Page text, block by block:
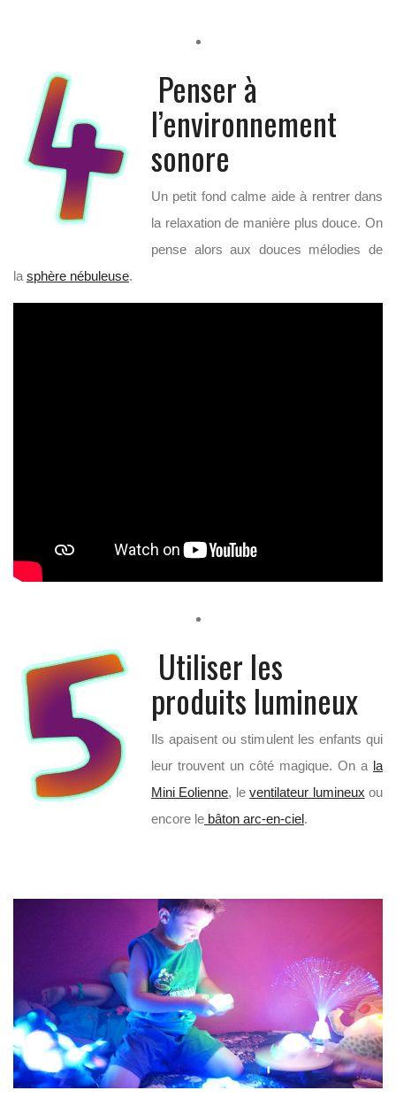
Penser à
l’environnement
sonore
Un petit fond calme aide à rentrer dans
la relaxation de manière plus douce. On
pense alors aux douces mélodies de
la sphère nébuleuse.
Utiliser les
produits lumineux
Ils apaisent ou stimulent les enfants qui
leur trouvent un côté magique. On a la
Mini Eolienne, leventilateur lumineux ou
encore le bâton arc-en-ciel.